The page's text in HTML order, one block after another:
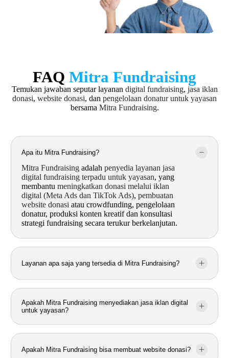
FAQ Mitra Fundraising
Temukan jawaban seputar layanan digital fundraising, jasa iklan
donasi, website donasi, dan pengelolaan donatur untuk yayasan
bersama Mitra Fundraising.
Apa itu Mitra Fundraising?
Mitra Fundraising adalahpenyedia layanan jasa
digital fundraising terpadu untuk yayasan, yang
membantumeningkatkan donasi melalui iklan
digital (Meta Ads dan TikTok Ads),pembuatan
website donasi atau crowdfunding, pengelolaan
donatur, produksi konten kreatif dan konsultasi
strategi fundraising secara terukur berkelanjutan.
Layanan apa saja yang tersedia di Mitra Fundraising?
Apakah Mitra Fundraising menyediakan jasa iklan digital
untuk yayasan?
Apakah Mitra Fundraising bisa membuat website donasi?